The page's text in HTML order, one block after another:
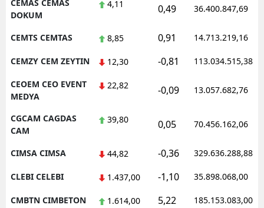
CEMAS CEMAS
DOKUM
4,11 0,49 36.400.847,69
CEMTS CEMTAS 8,85 0,91 14.713.219,16
CEMZY CEM ZEYTIN 12,30 -0,81 113.034.515,38
CEOEM CEO EVENT
MEDYA
22,82 -0,09 13.057.682,76
CGCAM CAGDAS
CAM
39,80 0,05 70.456.162,06
CIMSA CIMSA 44,82 -0,36 329.636.288,88
CLEBI CELEBI 1.437,00 -1,10 35.898.068,00
CMBTN CIMBETON 1.614,00 5,22 185.153.083,00